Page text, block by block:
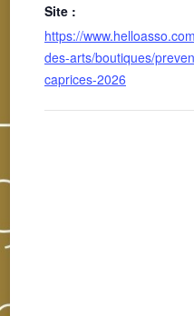
Site :
https://
des-arts/boutiques/
caprices-2026